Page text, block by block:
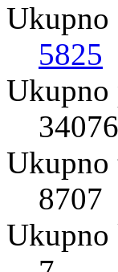
Ukupno
5825
Ukupno
34076
Ukupno
8707
Ukupno